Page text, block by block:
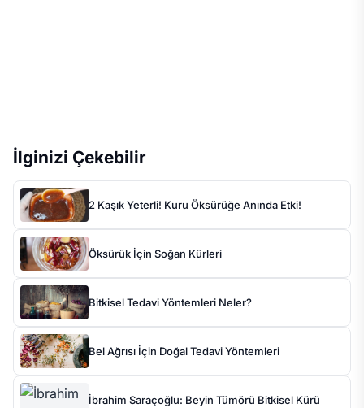
İlginizi Çekebilir
2 Kaşık Yeterli! Kuru Öksürüğe Anında Etki!
Öksürük İçin Soğan Kürleri
Bitkisel Tedavi Yöntemleri Neler?
Bel Ağrısı İçin Doğal Tedavi Yöntemleri
İbrahim Saraçoğlu: Beyin Tümörü Bitkisel Kürü